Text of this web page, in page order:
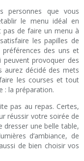
personnes que vous
le menu idéal en
pas de faire un menu à
les papilles de
des uns et
provoquer des
aurez décidé des mets
les courses et tout
: la préparation.
pas au repas. Certes,
réussir votre soirée de
une belle table,
d’ambiance, de
de bien choisir vos